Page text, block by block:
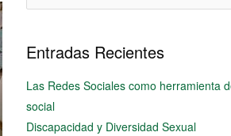
Entradas Recientes
Las Redes Sociales como herramienta
social
Discapacidad y Diversidad Sexual